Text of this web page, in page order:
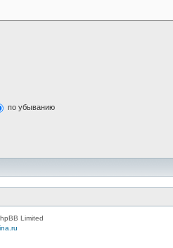
по убыванию
Limited